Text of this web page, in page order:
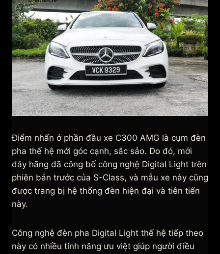
Điểm nhấn ở phần đầu xe C300 AMG là cụm đèn
pha thế hệ mới góc cạnh, sắc sảo. Do đó, mới
đây hãng đã công bố công nghệ Digital Light trên
phiên bản trước của S-Class, và mẫu xe này cũng
được trang bị hệ thống đèn hiện đại và tiên tiến
này.
Công nghệ đèn pha Digital Light thế hệ tiếp theo
này có nhiều tính năng ưu việt giúp người điều